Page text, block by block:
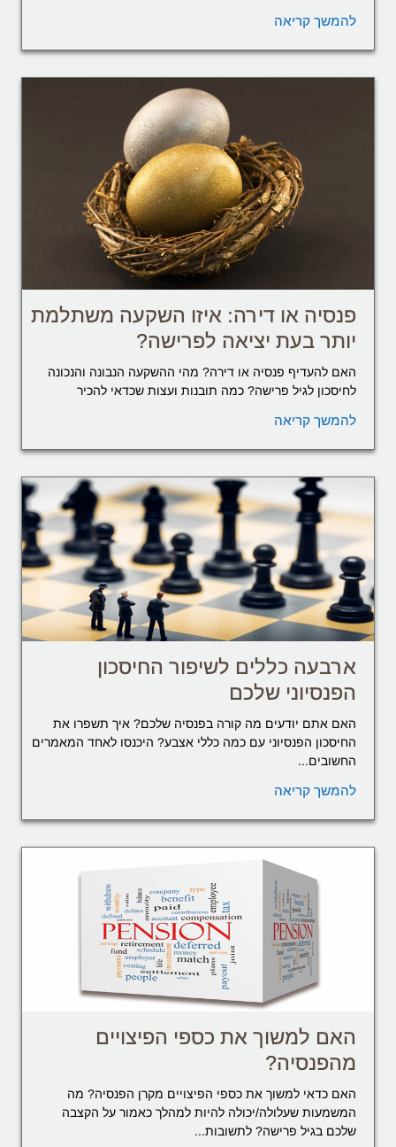
להמשך קריאה
פנסיה או דירה: איזו השקעה משתלמת
יותר בעת יציאה לפרישה?
האם להעדיף פנסיה או דירה? מהי ההשקעה הנבונה והנכונה
לחיסכון לגיל פרישה? כמה תובנות ועצות שכדאי להכיר
להמשך קריאה
ארבעה כללים לשיפור החיסכון
הפנסיוני שלכם
האם אתם יודעים מה קורה בפנסיה שלכם? איך תשפרו את
החיסכון הפנסיוני עם כמה כללי אצבע? היכנסו לאחד המאמרים
החשובים...
להמשך קריאה
האם למשוך את כספי הפיצויים
מהפנסיה?
האם כדאי למשוך את כספי הפיצויים מקרן הפנסיה? מה
המשמעות שעלולה/יכולה להיות למהלך כאמור על הקצבה
שלכם בגיל פרישה? לתשובות...